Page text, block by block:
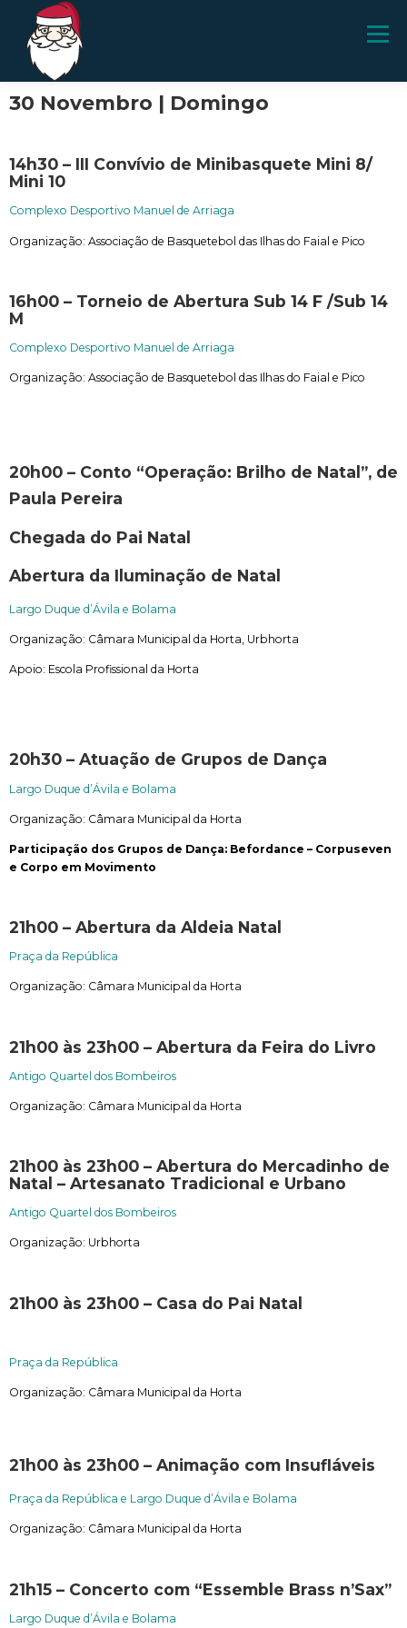
Menu
PROGRAMA ATRAÇÕES
PRESÉPIOS E ALTARINHOS
30 Novembro | Domingo
14h30 – III Convívio de Minibasquete Mini 8/
Mini 10
Complexo Desportivo Manuel de Arriaga
Organização: Associação de Basquetebol das Ilhas do Faial e Pico
16h00 – Torneio de Abertura Sub 14 F /Sub 14
M
Complexo Desportivo Manuel de Arriaga
Organização: Associação de Basquetebol das Ilhas do Faial e Pico
20h00 – Conto “Operação: Brilho de Natal”, de
Paula Pereira
Chegada do Pai Natal
Abertura da Iluminação de Natal
Largo Duque d’Ávila e Bolama
Organização: Câmara Municipal da Horta, Urbhorta
Apoio: Escola Profissional da Horta
20h30 – Atuação de Grupos de Dança
Largo Duque d’Ávila e Bolama
Organização: Câmara Municipal da Horta
Participação dos Grupos de Dança: Befordance – Corpuseven
e Corpo em Movimento
21h00 – Abertura da Aldeia Natal
Praça da República
Organização: Câmara Municipal da Horta
21h00 às 23h00 – Abertura da Feira do Livro
Antigo Quartel dos Bombeiros
Organização: Câmara Municipal da Horta
21h00 às 23h00 – Abertura do Mercadinho de
Natal – Artesanato Tradicional e Urbano
Antigo Quartel dos Bombeiros
Organização: Urbhorta
21h00 às 23h00 – Casa do Pai Natal
Praça da República
Organização: Câmara Municipal da Horta
21h00 às 23h00 – Animação com Insufláveis
Praça da República e Largo Duque d’Ávila e Bolama
Organização: Câmara Municipal da Horta
21h15 – Concerto com “Essemble Brass n’Sax”
Largo Duque d’Ávila e Bolama